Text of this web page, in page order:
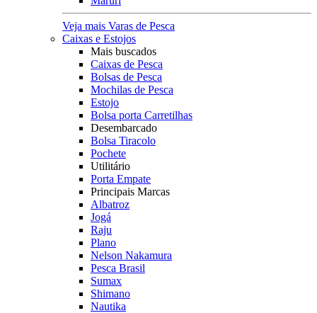
Veja mais Varas de Pesca
Caixas e Estojos
Mais buscados
Caixas de Pesca
Bolsas de Pesca
Mochilas de Pesca
Estojo
Bolsa porta Carretilhas
Desembarcado
Bolsa Tiracolo
Pochete
Utilitário
Porta Empate
Principais Marcas
Albatroz
Jogá
Raju
Plano
Nelson Nakamura
Pesca Brasil
Sumax
Shimano
Nautika